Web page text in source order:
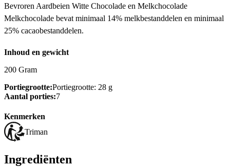
Bevroren Aardbeien Witte Chocolade en Melkchocolade
Melkchocolade bevat minimaal 14% melkbestanddelen en minimaal
25% cacaobestanddelen.
Inhoud en gewicht
200 Gram
Portiegrootte:Portiegrootte: 28 g
Aantal porties:7
Kenmerken
Triman
Ingrediënten